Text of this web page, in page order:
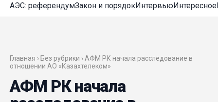
АЭС: референдумЗакон и порядокИнтервьюИнтересное
Главная › Без рубрики › АФМ РК начала расследование в
отношении АО «Казахтелеком»
АФМ РК начала